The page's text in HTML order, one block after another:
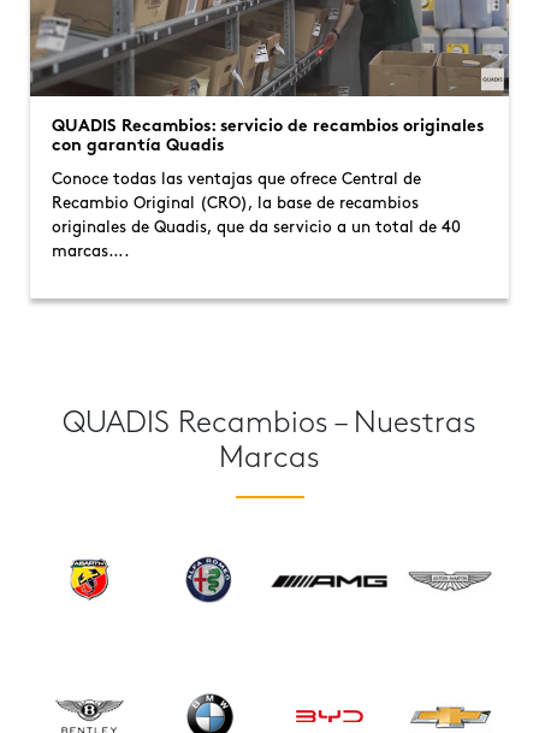
QUADIS Recambios: servicio de recambios originales
con garantía Quadis
Conoce todas las ventajas que ofrece Central de
Recambio Original (CRO), la base de recambios
originales de Quadis, que da servicio a un total de 40
marcas….
QUADIS Recambios – Nuestras
Marcas